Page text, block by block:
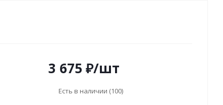
3 675 ₽/шт
Есть в наличии (100)